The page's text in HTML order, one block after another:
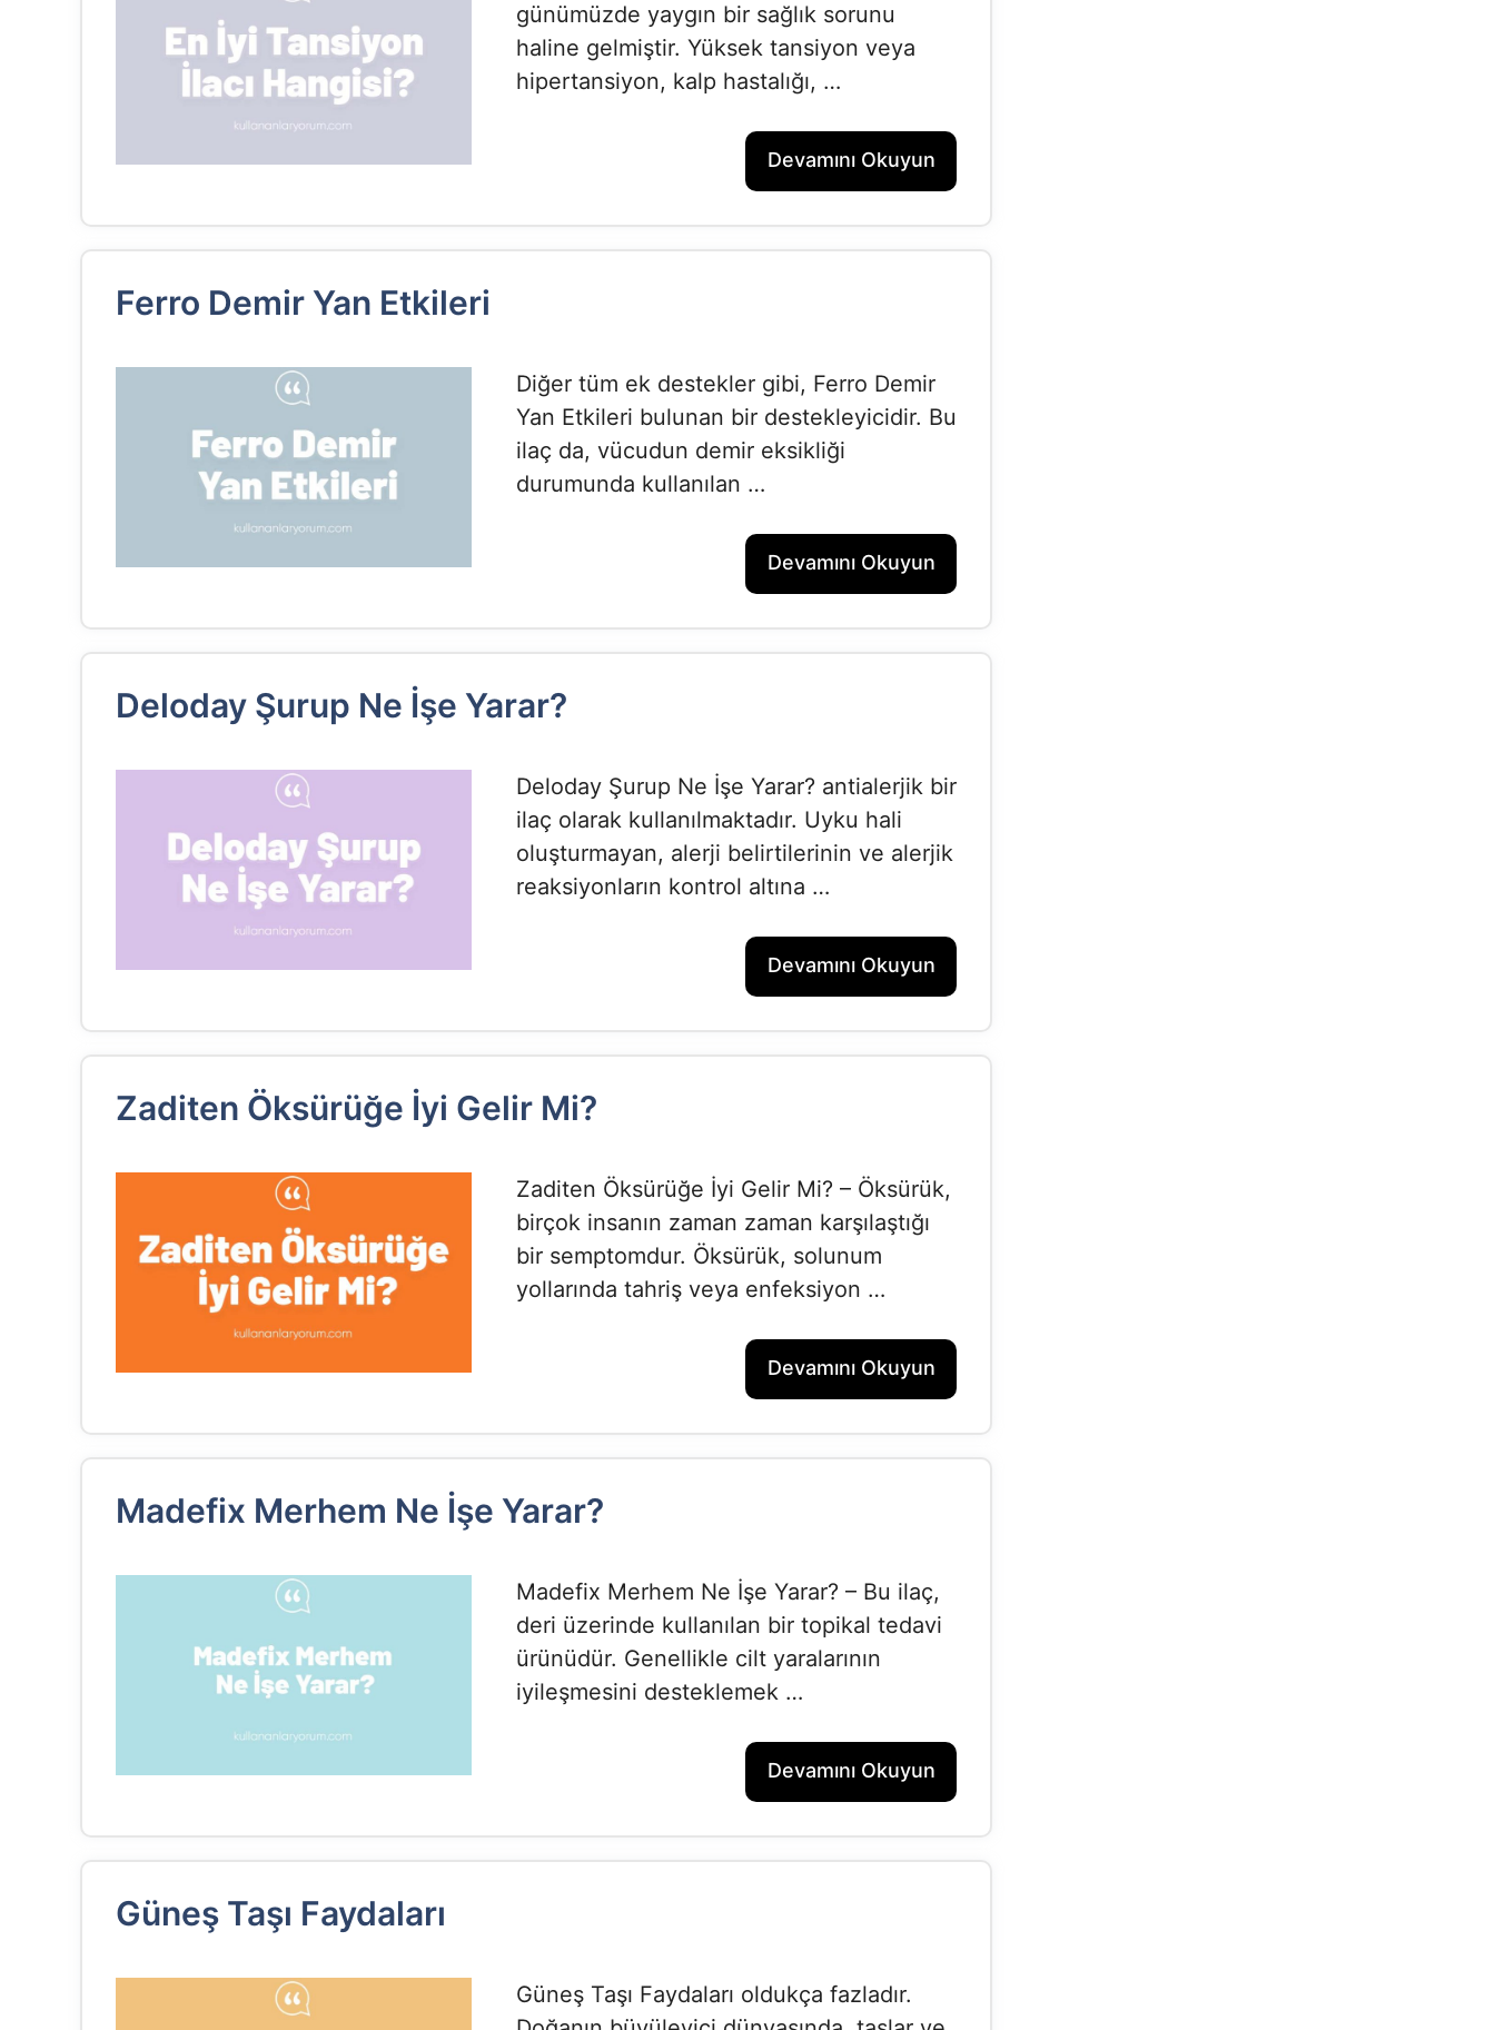
günümüzde yaygın bir sağlık sorunu
haline gelmiştir. Yüksek tansiyon veya
hipertansiyon, kalp hastalığı, …
Devamını Okuyun
Ferro Demir Yan Etkileri
Diğer tüm ek destekler gibi, Ferro Demir
Yan Etkileri bulunan bir destekleyicidir. Bu
ilaç da, vücudun demir eksikliği
durumunda kullanılan …
Devamını Okuyun
Deloday Şurup Ne İşe Yarar?
Deloday Şurup Ne İşe Yarar? antialerjik bir
ilaç olarak kullanılmaktadır. Uyku hali
oluşturmayan, alerji belirtilerinin ve alerjik
reaksiyonların kontrol altına …
Devamını Okuyun
Zaditen Öksürüğe İyi Gelir Mi?
Zaditen Öksürüğe İyi Gelir Mi? – Öksürük,
birçok insanın zaman zaman karşılaştığı
bir semptomdur. Öksürük, solunum
yollarında tahriş veya enfeksiyon …
Devamını Okuyun
Madefix Merhem Ne İşe Yarar?
Madefix Merhem Ne İşe Yarar? – Bu ilaç,
deri üzerinde kullanılan bir topikal tedavi
ürünüdür. Genellikle cilt yaralarının
iyileşmesini desteklemek …
Devamını Okuyun
Güneş Taşı Faydaları
Güneş Taşı Faydaları oldukça fazladır.